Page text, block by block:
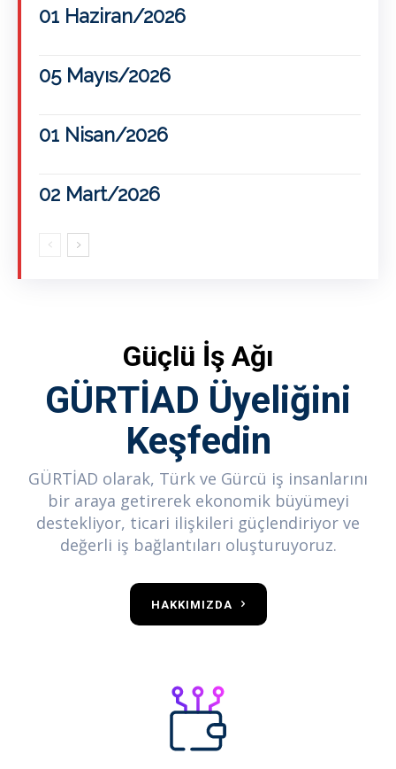
01 Haziran/2026
05 Mayıs/2026
01 Nisan/2026
02 Mart/2026
Güçlü İş Ağı
GÜRTİAD Üyeliğini
Keşfedin
GÜRTİAD olarak, Türk ve Gürcü iş insanlarını
bir araya getirerek ekonomik büyümeyi
destekliyor, ticari ilişkileri güçlendiriyor ve
değerli iş bağlantıları oluşturuyoruz.
HAKKIMIZDA